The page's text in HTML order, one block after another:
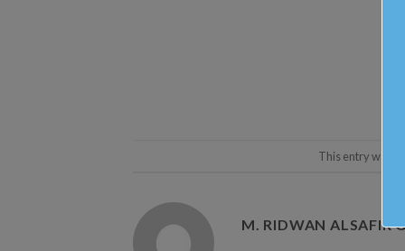
This entry was
M. RIDWAN ALSAFIR